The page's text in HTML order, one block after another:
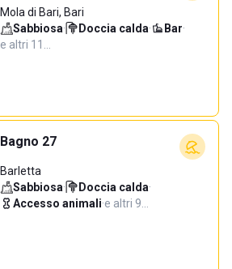
Mola di Bari, Bari
Sabbiosa· Doccia calda· Bar·
e altri 11…
Bagno 27
Barletta
Sabbiosa· Doccia calda·
Accesso animali·e altri 9…